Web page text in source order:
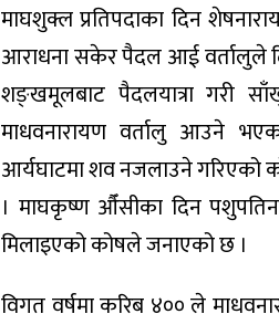
माघशुक्ल प्रतिपदाका दिन
आराधना सकेर पैदल आई वर्तालुले
शङ्खमूलबाट पैदलयात्रा गरी
माधवनारायण वर्तालु आउने
आर्यघाटमा शव नजलाउने गरिएको
। माघकृष्ण औँसीका दिन
मिलाइएको कोषले जनाएको छ ।
विगत वर्षमा करिब ४०० ले